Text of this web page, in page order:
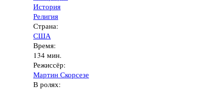
История
Религия
Страна:
США
Время:
134 мин.
Режиссёр:
Мартин Скорсезе
В ролях: